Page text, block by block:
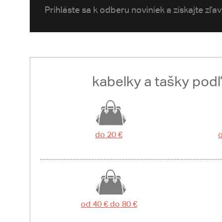
Prihláste sa k odberu noviniek a získajte
kabelky a tašky
do 20 €
od 40 € do 80 €